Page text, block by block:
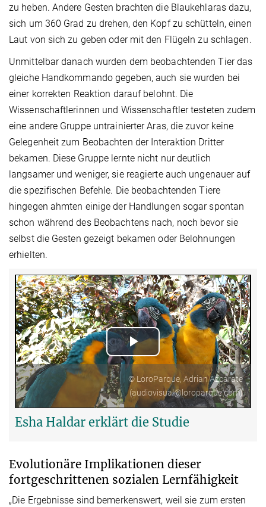
zu heben. Andere Gesten brachten die Blaukehlaras dazu,
sich um 360 Grad zu drehen, den Kopf zu schütteln, einen
Laut von sich zu geben oder mit den Flügeln zu schlagen.
Unmittelbar danach wurden dem beobachtenden Tier das
gleiche Handkommando gegeben, auch sie wurden bei
einer korrekten Reaktion darauf belohnt. Die
Wissenschaftlerinnen und Wissenschaftler testeten zudem
eine andere Gruppe untrainierter Aras, die zuvor keine
Gelegenheit zum Beobachten der Interaktion Dritter
bekamen. Diese Gruppe lernte nicht nur deutlich
langsamer und weniger, sie reagierte auch ungenauer auf
die spezifischen Befehle. Die beobachtenden Tiere
hingegen ahmten einige der Handlungen sogar spontan
schon während des Beobachtens nach, noch bevor sie
selbst die Gesten gezeigt bekamen oder Belohnungen
erhielten.
Play
Video
© LoroParque, Adrian Azcárate
(audiovisual@loroparque.com)
Esha Haldar erklärt die Studie
Evolutionäre Implikationen dieser
fortgeschrittenen sozialen Lernfähigkeit
„Die Ergebnisse sind bemerkenswert, weil sie zum ersten